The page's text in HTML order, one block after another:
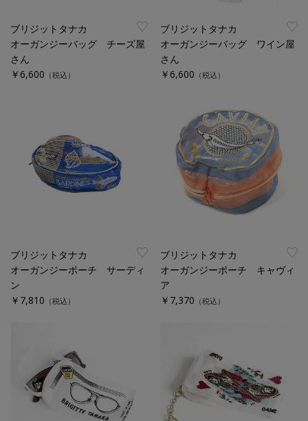
ブリジットタナカ
オーガンジーバッグ チーズ屋
さん
￥6,600 （税込）
ブリジットタナカ
オーガンジーバッグ ワイン屋
さん
￥6,600 （税込）
ブリジットタナカ
オーガンジーポーチ サーディ
ン
￥7,810 （税込）
ブリジットタナカ
オーガンジーポーチ キャヴィ
ア
￥7,370 （税込）